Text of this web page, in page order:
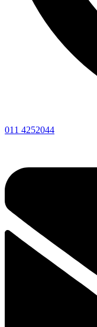
011 4252044